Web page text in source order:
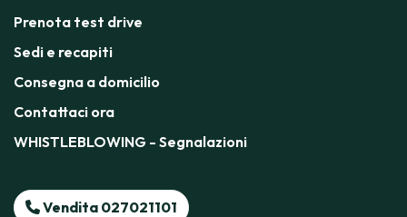
Prenota test drive
Sedi e recapiti
Consegna a domicilio
Contattaci ora
WHISTLEBLOWING - Segnalazioni
Vendita 027021101